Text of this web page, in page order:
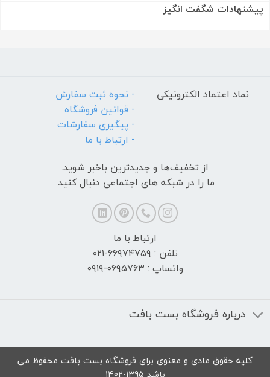
پیشنهادات شگفت انگیز
نماد اعتماد الکترونیکی
- نحوه ثبت سفارش
- قوانین فروشگاه
- پیگیری سفارشات
- ارتباط با ما
از تخفیف‌ها و جدیدترین‌ باخبر شوید.
ما را در شبکه های اجتماعی دنبال کنید.
ارتباط با ما
تلفن : ۶۶۹۷۴۷۵۹-۰۲۱
واتساپ : ۰۶۹۵۷۶۳-۰۹۱۹
درباره فروشگاه بست بافت
کلیه حقوق مادی و معنوی برای فروشگاه بست بافت محفوظ می